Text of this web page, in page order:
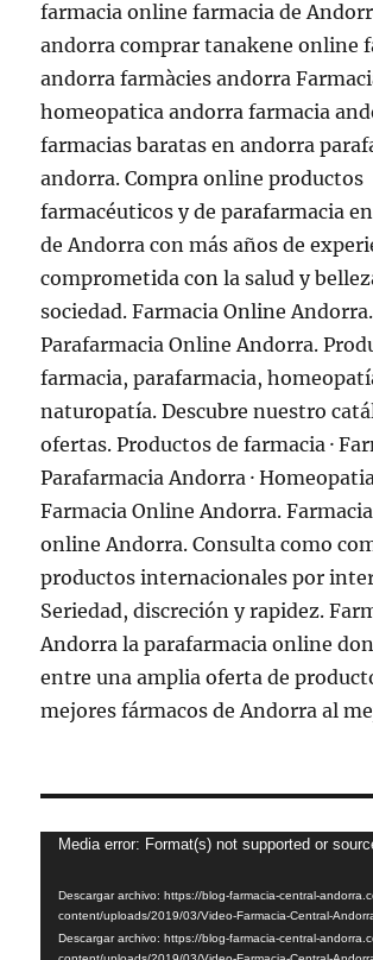
Reproductor
vídeo
Media error: Format(s) not supported or
Descargar archivo: https://blog-farmacia-central-
content/uploads/2019/03/Video-Farmacia-Central-
Descargar archivo: https://blog-farmacia-central-